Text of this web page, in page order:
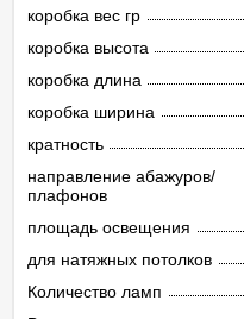
коробка вес гр
коробка высота
коробка длина
коробка ширина
кратность
направление абажуров/
плафонов
площадь освещения
для натяжных потолков
Количество ламп